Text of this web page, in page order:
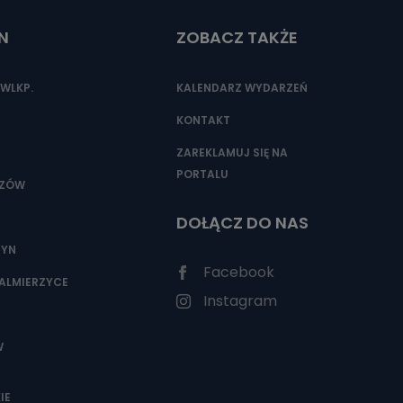
ze
ZOBACZ TAKŻE
KALENDARZ WYDARZEŃ
KONTAKT
ZAREKLAMUJ SIĘ NA
PORTALU
DOŁĄCZ DO NAS
Facebook
Instagram